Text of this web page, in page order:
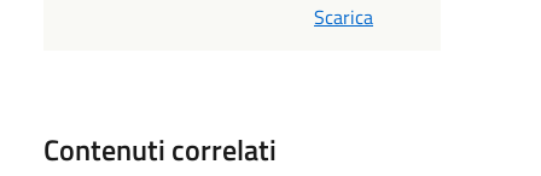
Scarica
Contenuti correlati